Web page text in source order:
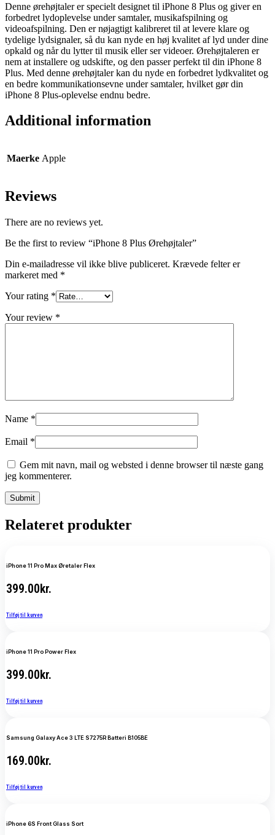
Denne ørehøjtaler er specielt designet til iPhone 8 Plus og giver en
forbedret lydoplevelse under samtaler, musikafspilning og
videoafspilning. Den er nøjagtigt kalibreret til at levere klare og
tydelige lydsignaler, så du kan nyde en høj kvalitet af lyd under dine
opkald og når du lytter til musik eller ser videoer. Ørehøjtaleren er
nem at installere og udskifte, og den passer perfekt til din iPhone 8
Plus. Med denne ørehøjtaler kan du nyde en forbedret lydkvalitet og
en bedre kommunikationsevne under samtaler, hvilket gør din
iPhone 8 Plus-oplevelse endnu bedre.
Additional information
Maerke Apple
Reviews
There are no reviews yet.
Be the first to review “iPhone 8 Plus Ørehøjtaler”
Din e-mailadresse vil ikke blive publiceret. Krævede felter er
markeret med *
Your rating *
Your review *
Name *
Email *
Gem mit navn, mail og websted i denne browser til næste gang
jeg kommenterer.
Relateret produkter
iPhone 11 Pro Max Øretaler Flex
399.00kr.
Tilføj til kurven
iPhone 11 Pro Power Flex
399.00kr.
Tilføj til kurven
Samsung Galaxy Ace 3 LTE S7275R Batteri B105BE
169.00kr.
Tilføj til kurven
iPhone 6S Front Glass Sort